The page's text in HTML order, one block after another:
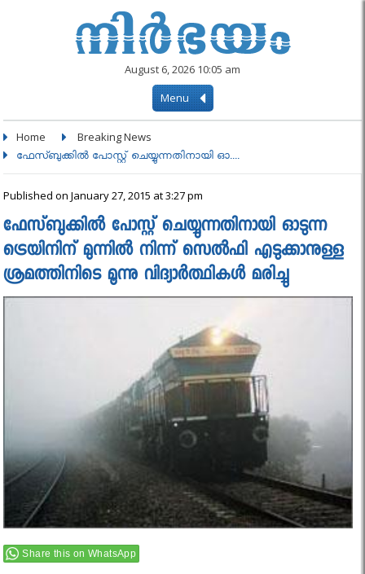
August 6, 2026 10:05 am
Menu
Home Breaking News
ഫേസ്ബുക്കിൽ പോസ്റ്റ് ചെയ്യുന്നതിനായി ഓ....
Published on January 27, 2015 at 3:27 pm
ഫേസ്ബുക്കിൽ പോസ്റ്റ് ചെയ്യുന്നതിനായി ഓടുന്ന
ട്രെയിനിന് മുന്നില്‍ നിന്ന് സെല്‍ഫി എടുക്കാനുള്ള
ശ്രമത്തിനിടെ മൂന്നു വിദ്യാർത്ഥികൾ മരിച്ചു
Share this on WhatsApp